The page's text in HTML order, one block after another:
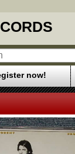
now!